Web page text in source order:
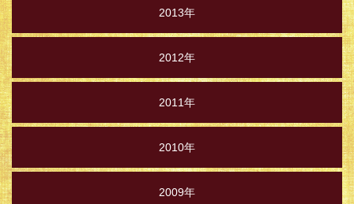
2013年
2012年
2011年
2010年
2009年